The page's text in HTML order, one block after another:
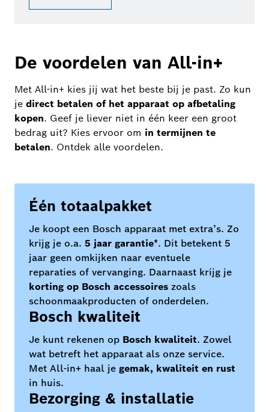
De voordelen van All-in+
Met All-in+ kies jij wat het beste bij je past. Zo kun
je direct betalen of het apparaat op afbetaling
kopen. Geef je liever niet in één keer een groot
bedrag uit? Kies ervoor om in termijnen te
betalen. Ontdek alle voordelen.
Één totaalpakket
Je koopt een Bosch apparaat met extra’s. Zo
krijg je o.a. 5 jaar garantie*. Dit betekent 5
jaar geen omkijken naar eventuele
reparaties of vervanging. Daarnaast krijg je
korting op Bosch accessoires zoals
schoonmaakproducten of onderdelen.
Bosch kwaliteit
Je kunt rekenen op Bosch kwaliteit. Zowel
wat betreft het apparaat als onze service.
Met All-in+ haal je gemak, kwaliteit en rust
in huis.
Bezorging & installatie